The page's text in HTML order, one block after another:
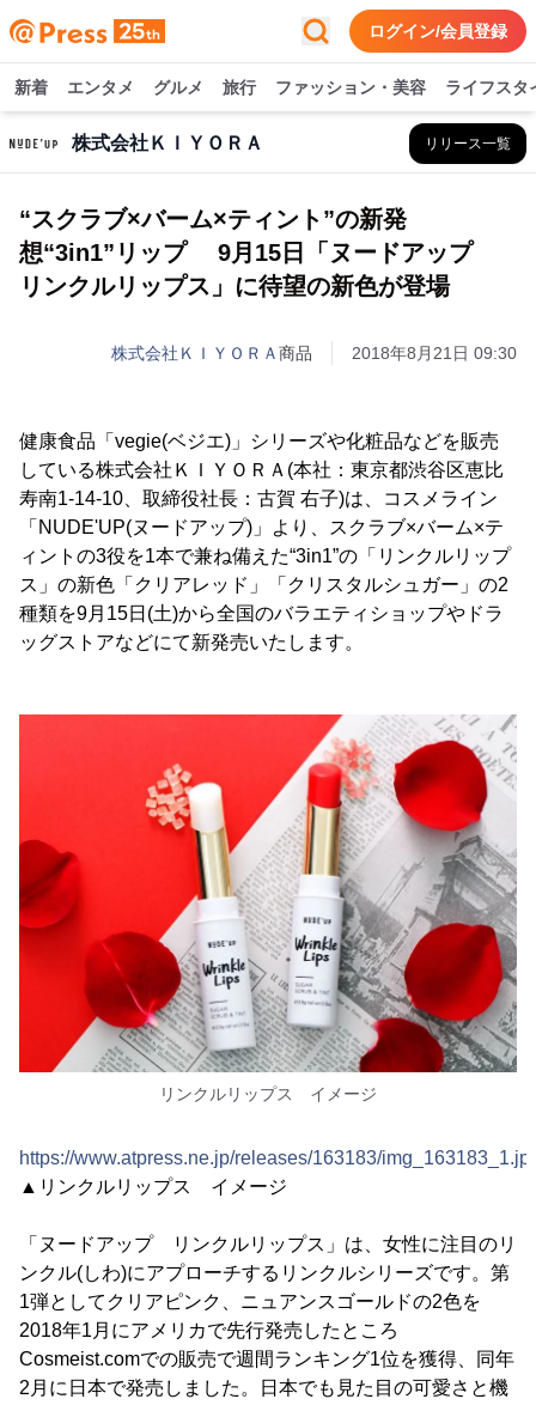
ログイン/会員登録
新着 エンタメ グルメ 旅行 ファッション・美容 ライフスタ
株式会社ＫＩＹＯＲＡ リリース一覧
“スクラブ×バーム×ティント”の新発
想“3in1”リップ 9月15日「ヌードアップ
リンクルリップス」に待望の新色が登場
株式会社ＫＩＹＯＲＡ商品 2018年8月21日 09:30
健康食品「vegie(ベジエ)」シリーズや化粧品などを販売
している株式会社ＫＩＹＯＲＡ(本社：東京都渋谷区恵比
寿南1-14-10、取締役社長：古賀 右子)は、コスメライン
「NUDE'UP(ヌードアップ)」より、スクラブ×バーム×テ
ィントの3役を1本で兼ね備えた“3in1”の「リンクルリップ
ス」の新色「クリアレッド」「クリスタルシュガー」の2
種類を9月15日(土)から全国のバラエティショップやドラ
ッグストアなどにて新発売いたします。
リンクルリップス イメージ
https://www.atpress.ne.jp/releases/163183/
▲リンクルリップス イメージ
「ヌードアップ リンクルリップス」は、女性に注目のリ
ンクル(しわ)にアプローチするリンクルシリーズです。第
1弾としてクリアピンク、ニュアンスゴールドの2色を
2018年1月にアメリカで先行発売したところ
Cosmeist.comでの販売で週間ランキング1位を獲得、同年
2月に日本で発売しました。日本でも見た目の可愛さと機